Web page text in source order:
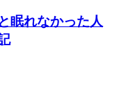
眠れなかった人